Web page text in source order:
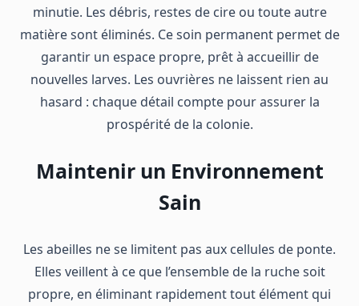
minutie. Les débris, restes de cire ou toute autre
matière sont éliminés. Ce soin permanent permet de
garantir un espace propre, prêt à accueillir de
nouvelles larves. Les ouvrières ne laissent rien au
hasard : chaque détail compte pour assurer la
prospérité de la colonie.
Maintenir un Environnement
Sain
Les abeilles ne se limitent pas aux cellules de ponte.
Elles veillent à ce que l’ensemble de la ruche soit
propre, en éliminant rapidement tout élément qui